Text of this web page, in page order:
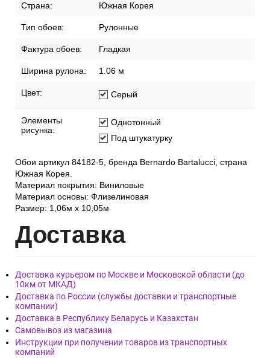
Страна: Южная Корея
Тип обоев: Рулонные
Фактура обоев: Гладкая
Ширина рулона: 1.06 м
Цвет: Серый
Элементы
рисунка:
Однотонный
Под штукатурку
Обои артикул 84182-5, бренда Bernardo Bartalucci, страна
Южная Корея.
Материал покрытия: Виниловые
Материал основы: Флизелиновая
Размер: 1,06м х 10,05м
Доставка
Доставка курьером по Москве и Московской области (до
10км от МКАД)
Доставка по России (службы доставки и транспортные
компании)
Доставка в Республику Беларусь и Казахстан
Самовывоз из магазина
Инструкции при получении товаров из транспортных
компаний